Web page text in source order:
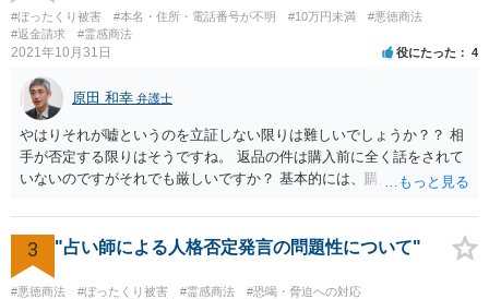
#ぼったくり被害 #本名・住所・電話番号が不明 #10万円未満
#悪徳商法
#返金請求
#霊感商法
2021年10月31日 役にたった 4
原田 和幸 弁護士
やはりそれが嘘というのを立証しない限りは難しいでしょうか？？ 相
手が否定する限りはそうですね。 返品の件は購入前に全く話をされて
いないのですがそれでも厳しいですか？ 基本的には、購入したのであ
3 "占い師による人格否定発言の問題性について"
#悪徳商法 #ぼったくり被害 #霊感商法
#恐喝・脅迫への対応